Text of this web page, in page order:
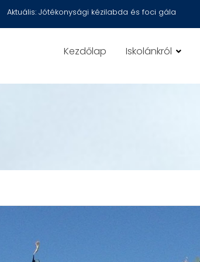
Aktuális: Jótékonysági kézilabda és foci gála
Kezdőlap Iskolánkról